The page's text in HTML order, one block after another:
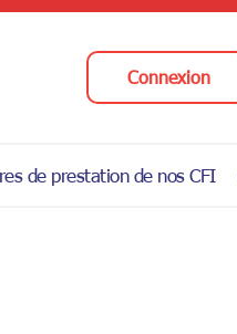
Connexion
de prestation de nos CFI